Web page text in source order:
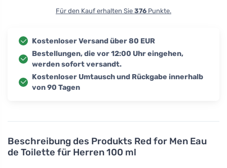
Beschreibung des Produkts Red for Men Eau
de Toilette für Herren 100 ml
Für den Kauf erhalten Sie 376 Punkte.
Kostenloser Versand über 80 EUR
Bestellungen, die vor 12:00 Uhr eingehen,
werden sofort versandt.
Kostenloser Umtausch und Rückgabe innerhalb
von 90 Tagen